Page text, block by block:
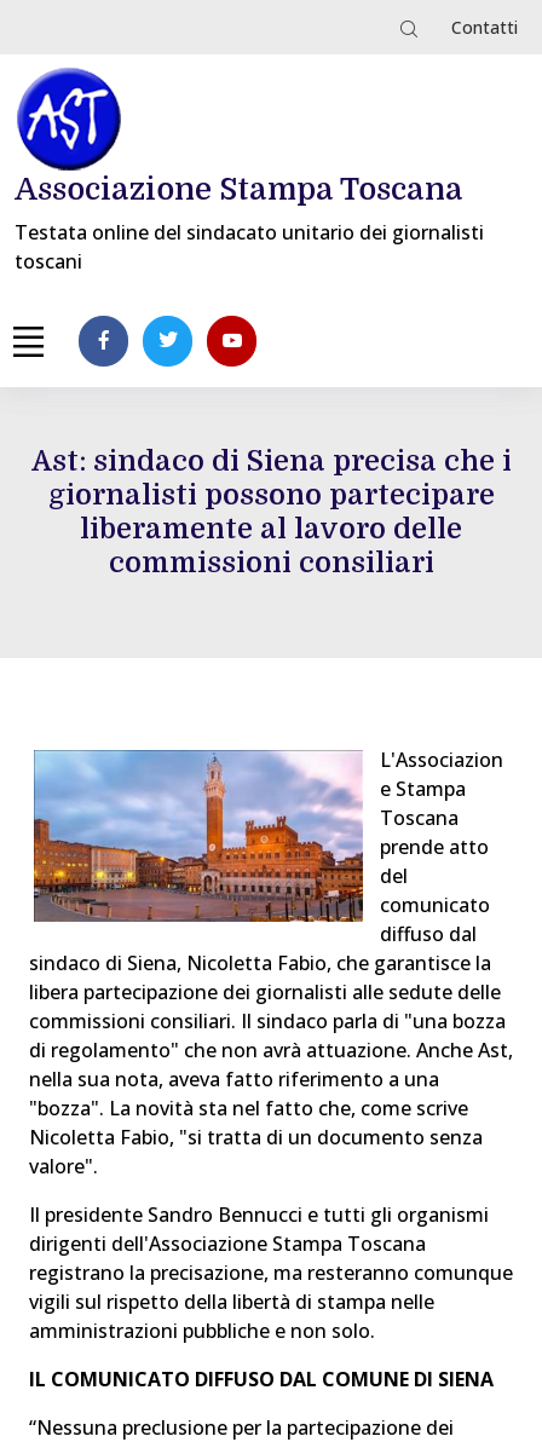
Contatti
Associazione Stampa Toscana
Testata online del sindacato unitario dei giornalisti
toscani
Ast: sindaco di Siena precisa che i
giornalisti possono partecipare
liberamente al lavoro delle
commissioni consiliari
L'Associazion
e Stampa
Toscana
prende atto
del
comunicato
diffuso dal
sindaco di Siena, Nicoletta Fabio, che garantisce la
libera partecipazione dei giornalisti alle sedute delle
commissioni consiliari. Il sindaco parla di "una bozza
di regolamento" che non avrà attuazione. Anche Ast,
nella sua nota, aveva fatto riferimento a una
"bozza". La novità sta nel fatto che, come scrive
Nicoletta Fabio, "si tratta di un documento senza
valore".
Il presidente Sandro Bennucci e tutti gli organismi
dirigenti dell'Associazione Stampa Toscana
registrano la precisazione, ma resteranno comunque
vigili sul rispetto della libertà di stampa nelle
amministrazioni pubbliche e non solo.
IL COMUNICATO DIFFUSO DAL COMUNE DI SIENA
“Nessuna preclusione per la partecipazione dei